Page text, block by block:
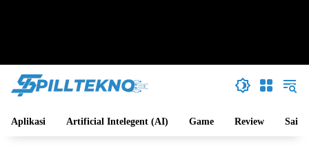
Aplikasi Artificial Intelegent (AI) Game Review Sains